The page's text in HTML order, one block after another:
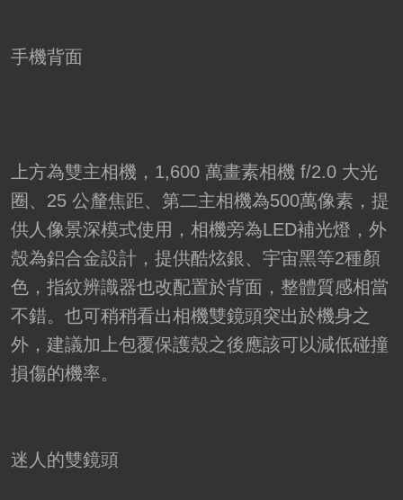
手機背面
上方為雙主相機，1,600 萬畫素相機 f/2.0 大光
圈、25 公釐焦距、第二主相機為500萬像素，提
供人像景深模式使用，相機旁為LED補光燈，外
殼為鋁合金設計，提供酷炫銀、宇宙黑等2種顏
色，指紋辨識器也改配置於背面，整體質感相當
不錯。也可稍稍看出相機雙鏡頭突出於機身之
外，建議加上包覆保護殼之後應該可以減低碰撞
損傷的機率。
迷人的雙鏡頭